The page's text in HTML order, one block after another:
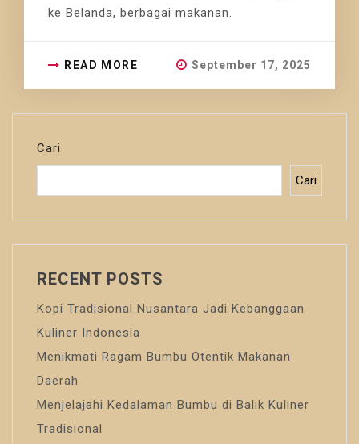
ke Belanda, berbagai makanan.
READ MORE September 17, 2025
Cari
Cari
RECENT POSTS
Kopi Tradisional Nusantara Jadi Kebanggaan
Kuliner Indonesia
Menikmati Ragam Bumbu Otentik Makanan
Daerah
Menjelajahi Kedalaman Bumbu di Balik Kuliner
Tradisional